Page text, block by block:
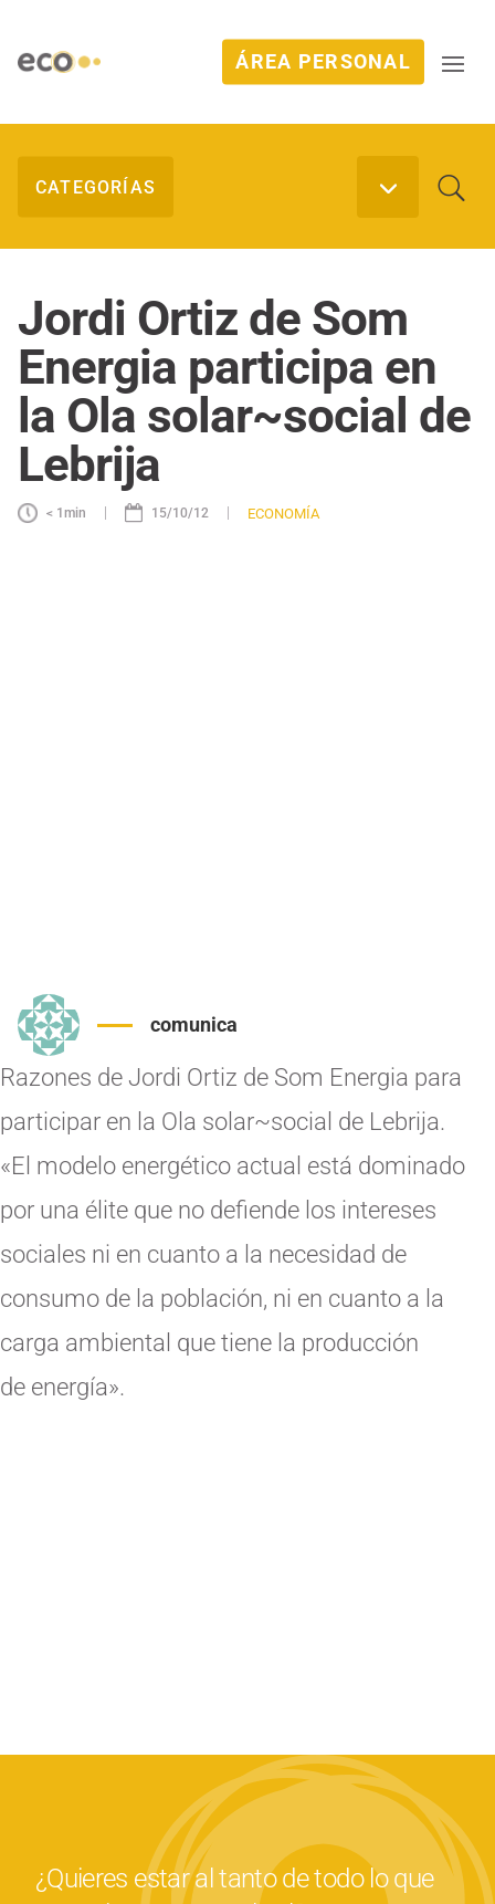
ÁREA PERSONAL
Jordi Ortiz de Som
Energia participa en
la Ola solar~social de
Lebrija
< 1 min | 15/10/12 | ECONOMÍA
comunica
Razones de Jordi Ortiz de Som Energia para
participar en la Ola solar~social de Lebrija.
«El modelo energético actual está dominado
por una élite que no defiende los intereses
sociales ni en cuanto a la necesidad de
consumo de la población, ni en cuanto a la
carga ambiental que tiene la producción
de energía».
¿Quieres estar al tanto de todo lo que